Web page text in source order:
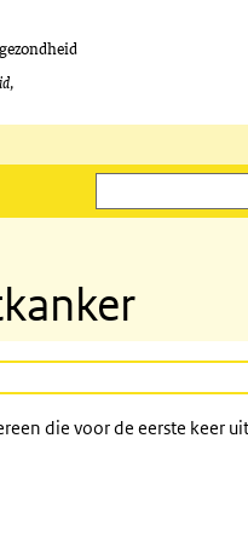
Zoeken
die voor de eerste keer